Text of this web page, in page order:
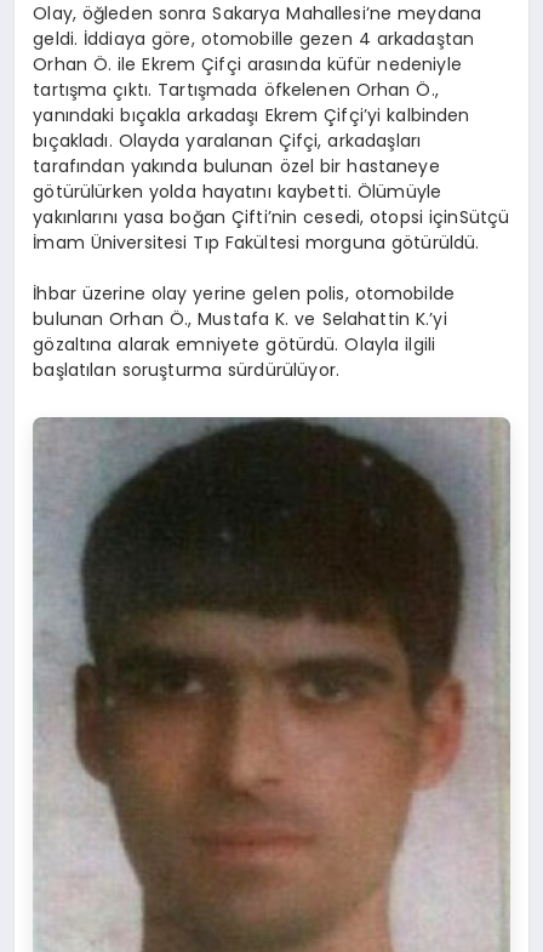
Olay, öğleden sonra Sakarya Mahallesi’ne meydana
geldi. İddiaya göre, otomobille gezen 4 arkadaştan
Orhan Ö. ile Ekrem Çifçi arasında küfür nedeniyle
tartışma çıktı. Tartışmada öfkelenen Orhan Ö.,
yanındaki bıçakla arkadaşı Ekrem Çifçi’yi kalbinden
bıçakladı. Olayda yaralanan Çifçi, arkadaşları
tarafından yakında bulunan özel bir hastaneye
götürülürken yolda hayatını kaybetti. Ölümüyle
yakınlarını yasa boğan Çifti’nin cesedi, otopsi içinSütçü
İmam Üniversitesi Tıp Fakültesi morguna götürüldü.
İhbar üzerine olay yerine gelen polis, otomobilde
bulunan Orhan Ö., Mustafa K. ve Selahattin K.’yi
gözaltına alarak emniyete götürdü. Olayla ilgili
başlatılan soruşturma sürdürülüyor.